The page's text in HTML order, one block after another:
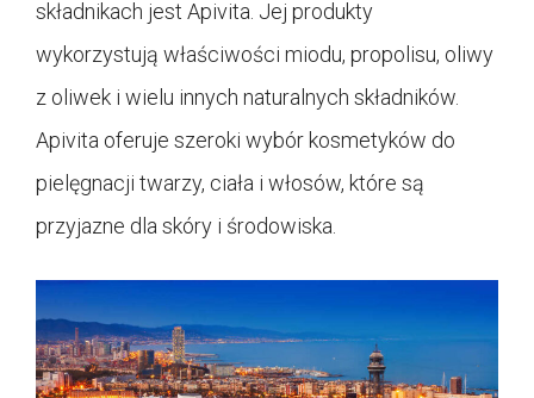
składnikach jest Apivita. Jej produkty
wykorzystują właściwości miodu, propolisu, oliwy
z oliwek i wielu innych naturalnych składników.
Apivita oferuje szeroki wybór kosmetyków do
pielęgnacji twarzy, ciała i włosów, które są
przyjazne dla skóry i środowiska.